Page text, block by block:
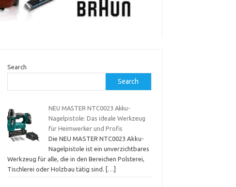
Search
Search
NEU MASTER NTC0023 Akku-
Nagelpistole: Das ideale Werkzeug
für Heimwerker und Profis
Die NEU MASTER NTC0023 Akku-
Nagelpistole ist ein unverzichtbares
Werkzeug für alle, die in den Bereichen Polsterei,
Tischlerei oder Holzbau tätig sind.
[…]